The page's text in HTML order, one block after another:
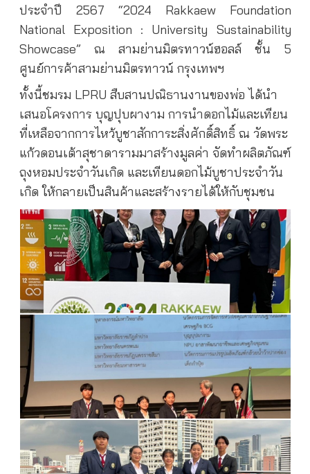
ประจำปี 2567 “2024 Rakkaew Foundation
National Exposition : University Sustainability
Showcase” ณ สามย่านมิตรทาวน์ฮอลล์ ชั้น 5
ศูนย์การค้าสามย่านมิตรทาวน์ กรุงเทพฯ
ทั้งนี้ชมรม LPRU สืบสานปณิธานงานของพ่อ ได้นำ
เสนอโครงการ บุญปุบผางาม การนำดอกไม้และเทียน
ที่เหลือจากการไหว้บูชาสักการะสิ่งศักดิ์สิทธิ์ ณ วัดพระ
แก้วดอนเต้าสุชาดารามมาสร้างมูลค่า จัดทำผลิตภัณฑ์
ถุงหอมประจำวันเกิด และเทียนดอกไม้บูชาประจำวัน
เกิด ให้กลายเป็นสินค้าและสร้างรายได้ให้กับชุมชน